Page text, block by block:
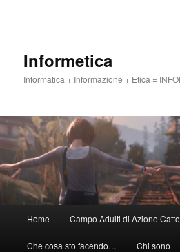
Informetica
Informatica + Informazione + Etica =
principale
Home Campo Adulti di Azione
Che cosa sto facendo… Chi sono